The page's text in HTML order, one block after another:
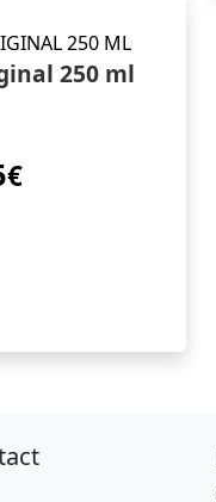
250 ml
€